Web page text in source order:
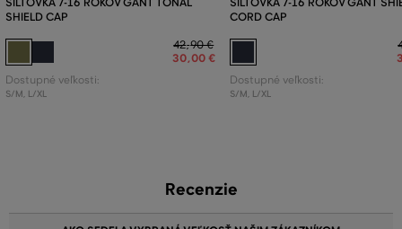
SHIELD CAP
42,90 €
30,00 €
Dostupné veľkosti:
S/M, L/XL
CORD CAP
Dostupné veľkosti:
S/M, L/XL
Recenzie